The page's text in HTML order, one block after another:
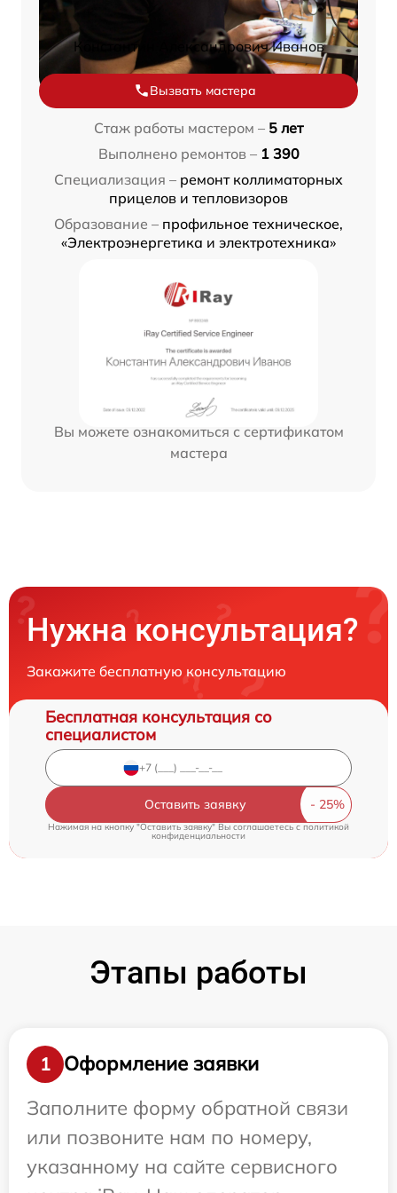
Константин Александрович Иванов
Вызвать мастера
Стаж работы мастером – 5 лет
Выполнено ремонтов – 1 390
Специализация – ремонт коллиматорных
прицелов и тепловизоров
Образование – профильное техническое,
«Электроэнергетика и электротехника»
Вы можете ознакомиться с сертификатом
мастера
Нужна консультация?
Закажите бесплатную консультацию
Бесплатная консультация со
специалистом
Оставить заявку
Нажимая на кнопку "Оставить заявку" Вы соглашаетесь cполитикой
конфиденциальности
Этапы работы
1
Оформление заявки
Заполните форму обратной связи
или позвоните нам по номеру,
указанному на сайте сервисного